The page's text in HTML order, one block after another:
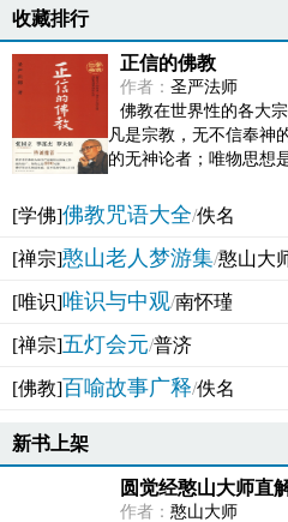
收藏排行
正信的佛教
作者： 圣严法师
佛教在世界性的各大
凡是宗教，无不信奉神
的无神论者；唯物思想
[学佛]佛教咒语大全/佚名
[禅宗]憨山老人梦游集/憨山大
[唯识]唯识与中观/南怀瑾
[禅宗]五灯会元/普济
[佛教]百喻故事广释/佚名
新书上架
圆觉经憨山大师直
作者： 憨山大师